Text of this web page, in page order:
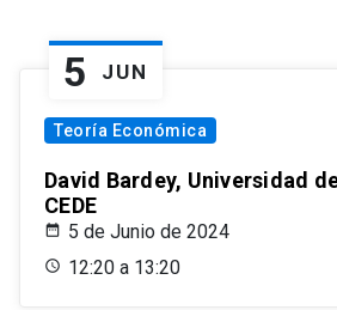
5 JUN
Teoría Económica
David Bardey, Universidad
CEDE
5 de Junio de 2024
12:20 a 13:20